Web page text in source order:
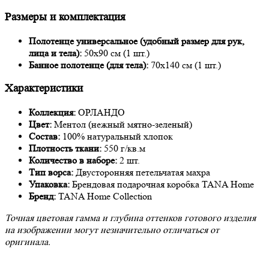
Размеры и комплектация
Полотенце универсальное (удобный размер для рук,
лица и тела): 50х90 см (1 шт.)
Банное полотенце (для тела): 70х140 см (1 шт.)
Характеристики
Коллекция: ОРЛАНДО
Цвет: Ментол (нежный мятно-зеленый)
Состав: 100% натуральный хлопок
Плотность ткани: 550 г/кв.м
Количество в наборе: 2 шт.
Тип ворса: Двусторонняя петельчатая махра
Упаковка: Брендовая подарочная коробка TANA Home
Бренд: TANA Home Collection
Точная цветовая гамма и глубина оттенков готового изделия
на изображении могут незначительно отличаться от
оригинала.